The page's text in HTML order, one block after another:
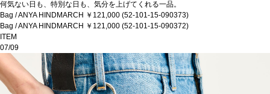
何気ない日も、特別な日も、気分を上げてくれる一品。
Bag / ANYA HINDMARCH ￥121,000 (52-101-15-090373)
Bag / ANYA HINDMARCH ￥121,000 (52-101-15-090372)
ITEM
07/09